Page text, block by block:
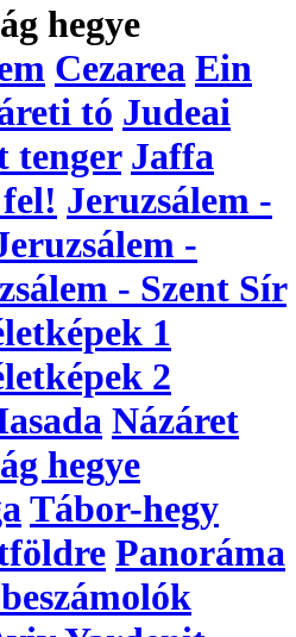
hegye
Cezarea Ein
tó Judeai
tenger Jaffa
Jeruzsálem -
-
- Szent Sír
1
2
Názáret
hegye
Tábor-hegy
Panoráma